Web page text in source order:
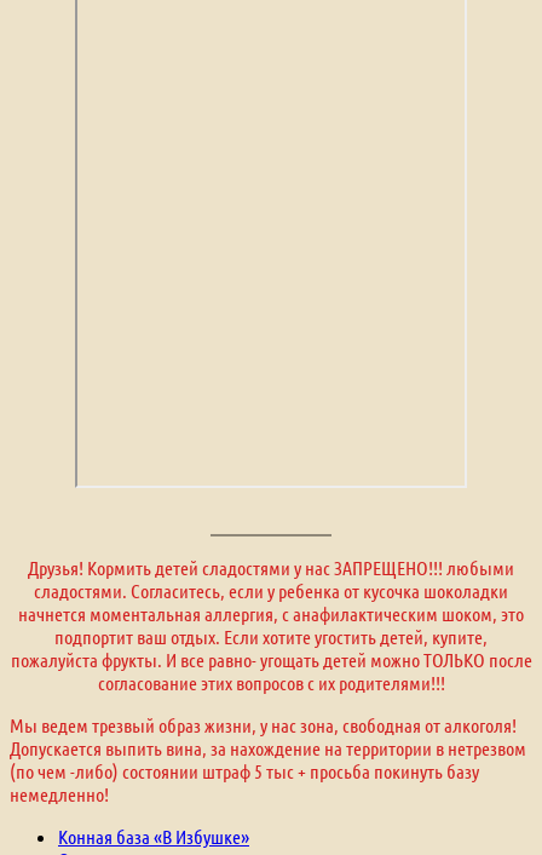
Друзья! Кормить детей сладостями у нас ЗАПРЕЩЕНО!!! любыми
сладостями. Согласитесь, если у ребенка от кусочка шоколадки
начнется моментальная аллергия, с анафилактическим шоком, это
подпортит ваш отдых. Если хотите угостить детей, купите,
пожалуйста фрукты. И все равно- угощать детей можно ТОЛЬКО после
согласование этих вопросов с их родителями!!!
Мы ведем трезвый образ жизни, у нас зона, свободная от алкоголя!
Допускается выпить вина, за нахождение на территории в нетрезвом
(по чем -либо) состоянии штраф 5 тыс + просьба покинуть базу
немедленно!
Конная база «В Избушке»